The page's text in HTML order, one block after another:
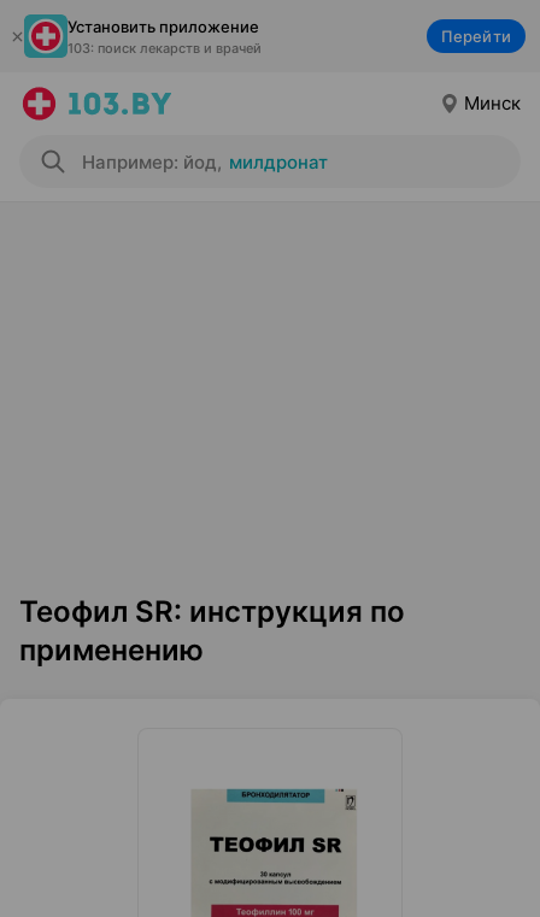
Установить приложение
103: поиск лекарств и врачей
Перейти
Минск
Например: йод, милдронат
Теофил SR: инструкция по
применению